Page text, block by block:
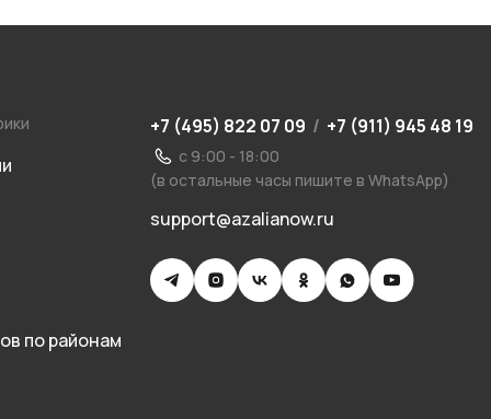
по районам
+7 (495) 822 07 09 / +7 (911) 945 48 19
с 9:00 - 18:00
(в остальные часы пишите в WhatsApp)
support@azalianow.ru